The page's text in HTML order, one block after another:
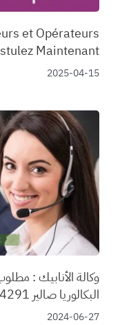
et Opérateurs
Maintenant
2025-04-15
البكالوريا صالير 4291 درهم
2024-06-27